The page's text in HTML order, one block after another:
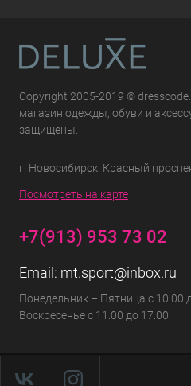
Copyright 2005-2019 ©
магазин одежды, обуви и
защищены.
г. Новосибирск. Красный
Посмотреть на карте
+7(913) 953 73 02
Email: mt.sport@inbox.ru
Понедельник – Пятница с 10:00
Воскресенье с 11:00 до 17:00